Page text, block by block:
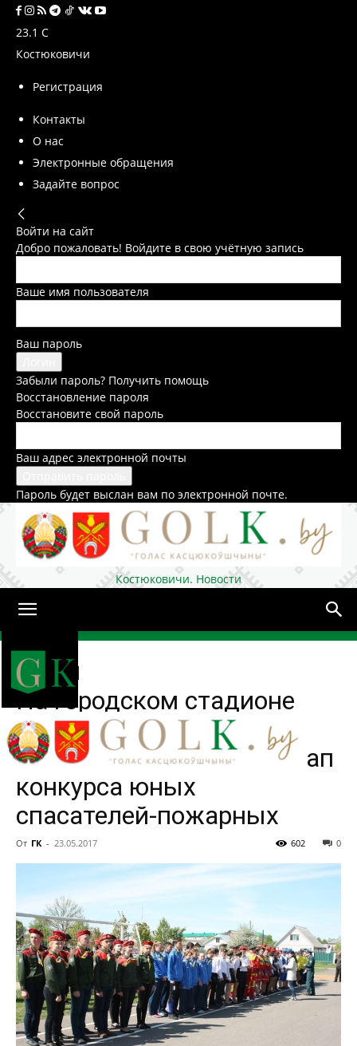
23.1 C
Костюковичи
Регистрация
Контакты
О нас
Электронные обращения
Задайте вопрос
Войти на сайт
Добро пожаловать! Войдите в свою учётную запись
Ваше имя пользователя
Ваш пароль
Забыли пароль? Получить помощь
Восстановление пароля
Восстановите свой пароль
Ваш адрес электронной почты
Пароль будет выслан вам по электронной почте.
Костюковичи. Новости
Домой
Образование
На городском стадионе
города Костюковичи
состоялся зональный этап
конкурса юных
спасателей-пожарных
От ГК - 23.05.2017 0
602